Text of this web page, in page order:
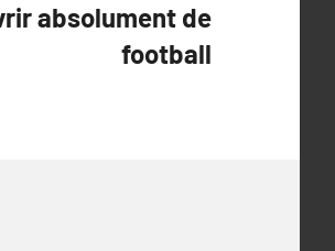
absolument de
football